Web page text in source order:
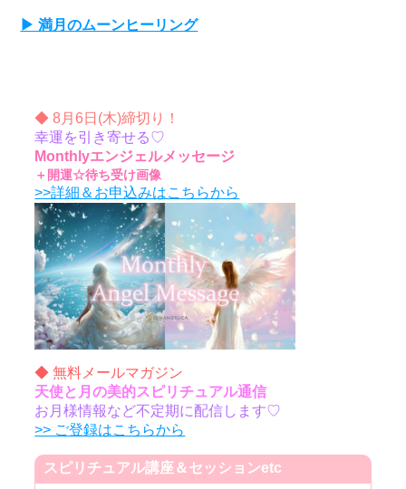
▶ 満月のムーンヒーリング
◆ 8月6日(木)締切り！
幸運を引き寄せる♡
Monthlyエンジェルメッセージ
＋開運☆待ち受け画像
>>詳細＆お申込みはこちらから
◆ 無料メールマガジン
天使と月の美的スピリチュアル通信
お月様情報など不定期に配信します♡
>> ご登録はこちらから
スピリチュアル講座＆セッションetc